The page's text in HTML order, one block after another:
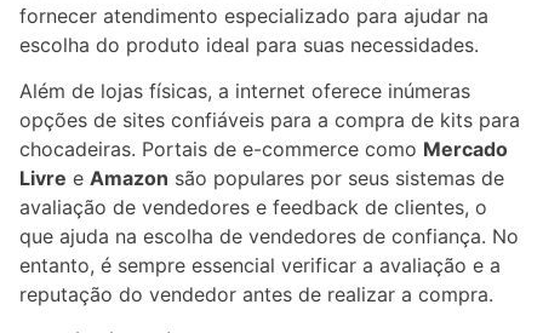
fornecer atendimento especializado para ajudar na
escolha do produto ideal para suas necessidades.
Além de lojas físicas, a internet oferece inúmeras
opções de sites confiáveis para a compra de kits para
chocadeiras. Portais de e-commerce como Mercado
Livre e Amazon são populares por seus sistemas de
avaliação de vendedores e feedback de clientes, o
que ajuda na escolha de vendedores de confiança. No
entanto, é sempre essencial verificar a avaliação e a
reputação do vendedor antes de realizar a compra.